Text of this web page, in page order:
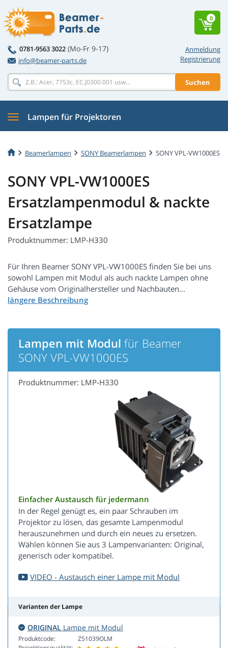
Anmeldung
Registrierung
0781-9563 3022 (Mo-Fr 9-17)
info@beamer-parts.de
Suchen
0
Lampen für Projektoren
Beamerlampen SONY Beamerlampen SONY VPL-VW1000ES
SONY VPL-VW1000ES
Ersatzlampenmodul & nackte
Ersatzlampe
Produktnummer: LMP-H330
Für Ihren Beamer SONY VPL-VW1000ES finden Sie bei uns
sowohl Lampen mit Modul als auch nackte Lampen ohne
Gehäuse vom Originalhersteller und Nachbauten...
Lampen mit Modul für Beamer
SONY VPL-VW1000ES
Produktnummer: LMP-H330
Einfacher Austausch für jedermann
In der Regel genügt es, ein paar Schrauben im
Projektor zu lösen, das gesamte Lampenmodul
herauszunehmen und durch ein neues zu ersetzen.
Wählen können Sie aus 3 Lampenvarianten: Original,
generisch oder kompatibel.
VIDEO - Austausch einer Lampe mit Modul
Varianten der Lampe
ORIGINAL Lampe mit Modul
Produktcode:
Z51039OLM